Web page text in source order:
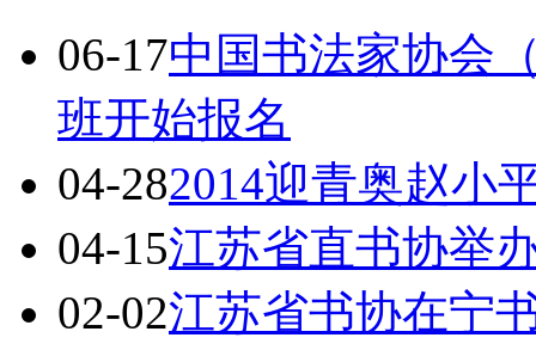
06-17中国书法家协会
班开始报名
04-282014迎青奥赵小
04-15江苏省直书协举
02-02江苏省书协在宁